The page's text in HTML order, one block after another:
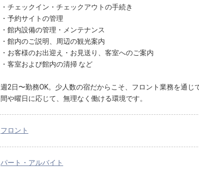
・チェックイン・チェックアウトの手続き
・予約サイトの管理
・館内設備の管理・メンテナンス
・館内のご説明、周辺の観光案内
・お客様のお出迎え・お見送り、客室へのご案内
・客室および館内の清掃 など
週2日〜勤務OK。少人数の宿だからこそ、フロント業務を通
間や曜日に応じて、無理なく働ける環境です。
フロント
パート・アルバイト